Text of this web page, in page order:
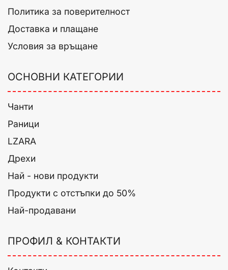
Политика за поверителност
Доставка и плащане
Условия за връщане
ОСНОВНИ КАТЕГОРИИ
Чанти
Раници
LZARA
Дрехи
Най - нови продукти
Продукти с отстъпки до 50%
Най-продавани
ПРОФИЛ & КОНТАКТИ